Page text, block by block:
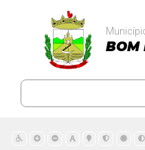
BOM